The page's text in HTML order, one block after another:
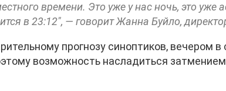
времени. Это уже у нас ночь, это уже
в 23:12", — говорит Жанна Буйло,
прогнозу синоптиков, вечером
возможность насладиться